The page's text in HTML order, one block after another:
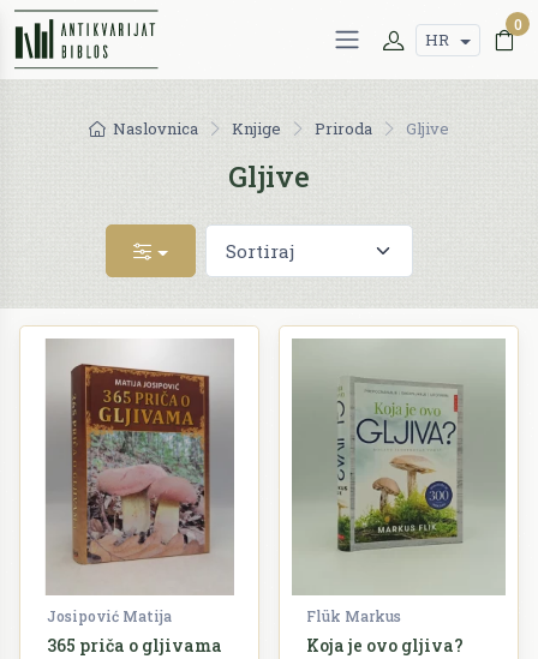
HR
0
Naslovnica Knjige Priroda Gljive
Gljive
Josipović Matija
365 priča o gljivama
Flük Markus
Koja je ovo gljiva?